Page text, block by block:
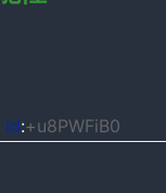
id:+u8PWFiB0